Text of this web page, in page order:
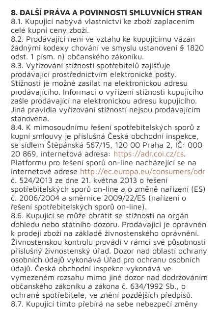
8. DALŠÍ PRÁVA A POVINNOSTI SMLUVNÍCH STRAN
8.1. Kupující nabývá vlastnictví ke zboží zaplacením
celé kupní ceny zboží.
8.2. Prodávající není ve vztahu ke kupujícímu vázán
žádnými kodexy chování ve smyslu ustanovení § 1820
odst. 1 písm. n) občanského zákoníku.
8.3. Vyřizování stížností spotřebitelů zajišťuje
prodávající prostřednictvím elektronické pošty.
Stížnosti je možné zasílat na elektronickou adresu
prodávajícího. Informaci o vyřízení stížnosti kupujícího
zašle prodávající na elektronickou adresu kupujícího.
Jiná pravidla vyřizování stížností nejsou prodávajícím
stanovena.
8.4. K mimosoudnímu řešení spotřebitelských sporů z
kupní smlouvy je příslušná Česká obchodní inspekce,
se sídlem Štěpánská 567/15, 120 00 Praha 2, IČ: 000
20 869, internetová adresa: https://adr.coi.cz/cs.
Platformu pro řešení sporů on-line nacházející se na
internetové adrese http://ec.europa.eu/consumers/odr
č. 524/2013 ze dne 21. května 2013 o řešení
spotřebitelských sporů on-line a o změně nařízení (ES)
č. 2006/2004 a směrnice 2009/22/ES (nařízení o
řešení spotřebitelských sporů on-line).
8.6. Kupující se může obrátit se stížností na orgán
dohledu nebo státního dozoru. Prodávající je oprávněn
k prodeji zboží na základě živnostenského oprávnění.
Živnostenskou kontrolu provádí v rámci své působnosti
příslušný živnostenský úřad. Dozor nad oblastí ochrany
osobních údajů vykonává Úřad pro ochranu osobních
údajů. Česká obchodní inspekce vykonává ve
vymezeném rozsahu mimo jiné dozor nad dodržováním
občanského zákoníku a zákona č. 634/1992 Sb., o
ochraně spotřebitele, ve znění pozdějších předpisů.
8.7. Kupující tímto přebírá na sebe nebezpečí změny